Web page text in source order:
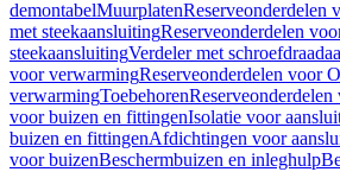
demontabelMuurplatenReserveonderdelen
met steekaansluitingReserveonderdelen
steekaansluitingVerdeler met
voor verwarmingReserveonderdelen voor
verwarmingToebehorenReserveonderdelen
voor buizen en fittingenIsolatie voor
buizen en fittingenAfdichtingen voor
voor buizenBeschermbuizen en inleghulp